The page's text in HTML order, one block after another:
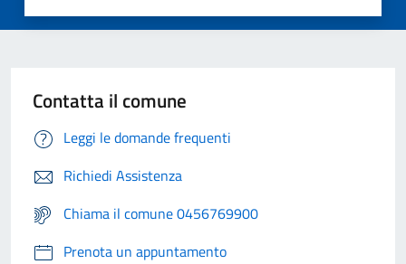
Contatta il comune
Leggi le domande frequenti
Richiedi Assistenza
Chiama il comune 0456769900
Prenota un appuntamento